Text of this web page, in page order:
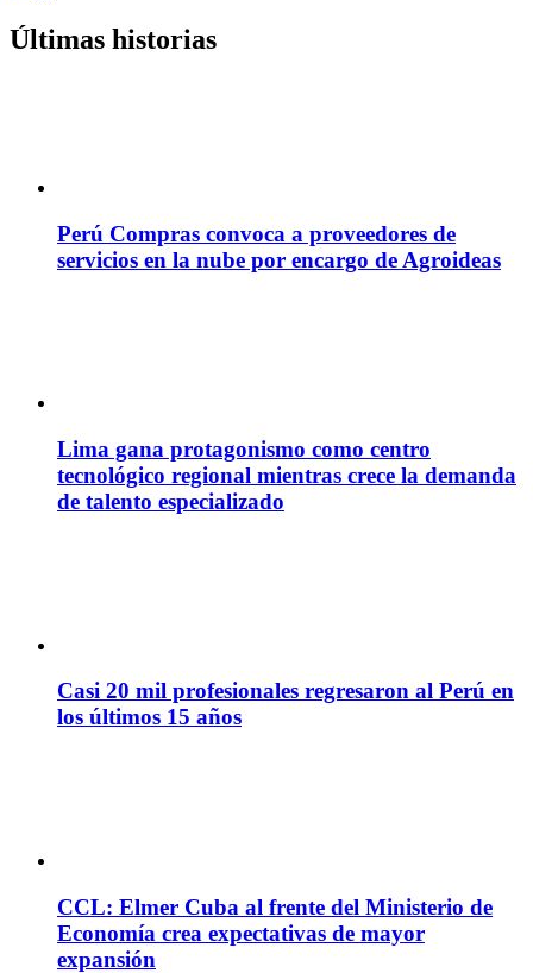
Últimas historias
Perú Compras convoca a proveedores de
servicios en la nube por encargo de Agroideas
Lima gana protagonismo como centro
tecnológico regional mientras crece la demanda
de talento especializado
Casi 20 mil profesionales regresaron al Perú en
los últimos 15 años
CCL: Elmer Cuba al frente del Ministerio de
Economía crea expectativas de mayor
expansión